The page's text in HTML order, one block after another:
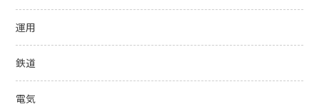
運用
鉄道
電気